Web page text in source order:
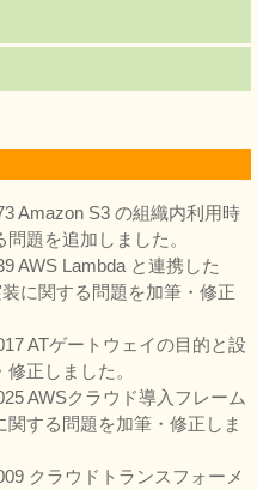
Amazon S3 の組織内利用時
題を追加しました。
AWS Lambda と連携した
に関する問題を加筆・修正
ATゲートウェイの目的と設
正しました。
AWSクラウド導入フレーム
する問題を加筆・修正しま
クラウドトランスフォーメ